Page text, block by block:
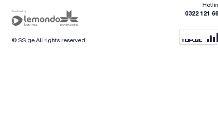
0322 121
© SS.ge All rights reserved